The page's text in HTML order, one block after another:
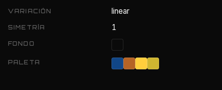
VARIACIÓN linear
SIMETRÍA 1
FONDO
PALETA